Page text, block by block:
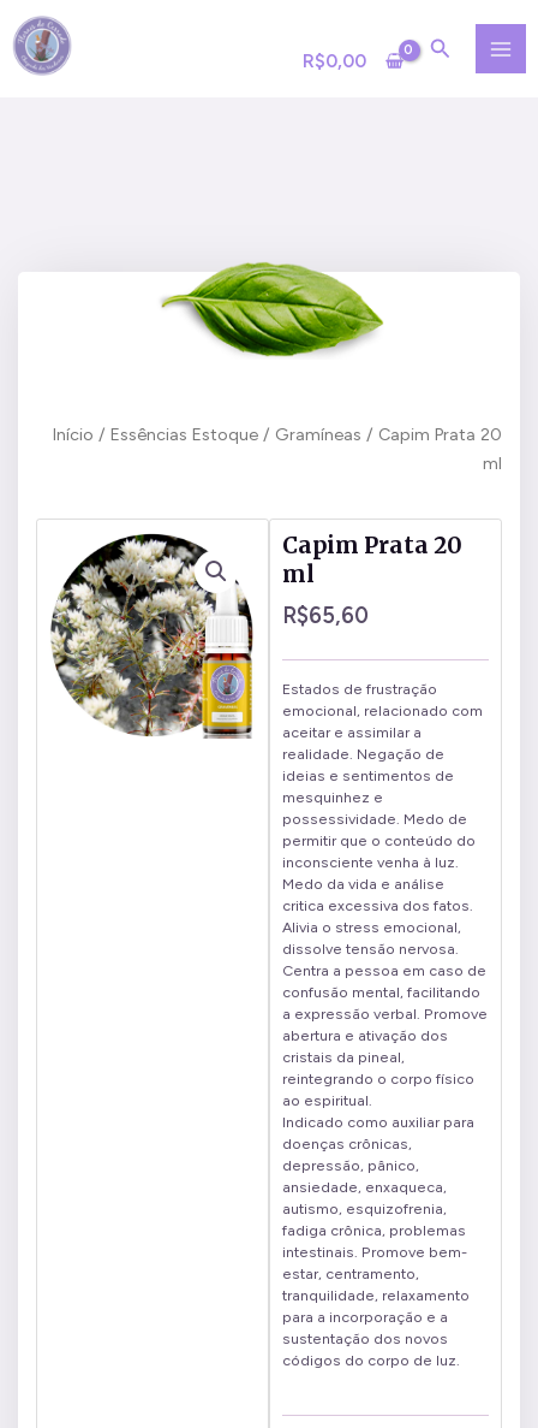
para
R$0,00
Início / Essências Estoque / Gramíneas / Capim Prata 20
ml
Capim Prata 20
ml
R$65,60
Estados de frustração
emocional, relacionado com
aceitar e assimilar a
realidade. Negação de
ideias e sentimentos de
mesquinhez e
possessividade. Medo de
permitir que o conteúdo do
inconsciente venha à luz.
Medo da vida e análise
critica excessiva dos fatos.
Alivia o stress emocional,
dissolve tensão nervosa.
Centra a pessoa em caso de
confusão mental, facilitando
a expressão verbal. Promove
abertura e ativação dos
cristais da pineal,
reintegrando o corpo físico
ao espiritual.
Indicado como auxiliar para
doenças crônicas,
depressão, pânico,
ansiedade, enxaqueca,
autismo, esquizofrenia,
fadiga crônica, problemas
intestinais. Promove bem-
estar, centramento,
tranquilidade, relaxamento
para a incorporação e a
sustentação dos novos
códigos do corpo de luz.